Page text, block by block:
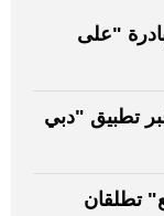
"على
تطبيق "دبي
تطلقان